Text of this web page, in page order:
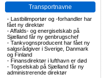
Transportnavne
- Lastbilimportør og -forhandler har
fået ny direktør
-Affalds- og energiselskab på
Sjælland får ny genbrugschef
- Tankvognsproducent har fået ny
salgsrådgiver i Sverige, Danmark
og Finland
- Finansdirektør i lufthavn er død
- Togselskab på Sjælland får ny
administrerende direktør